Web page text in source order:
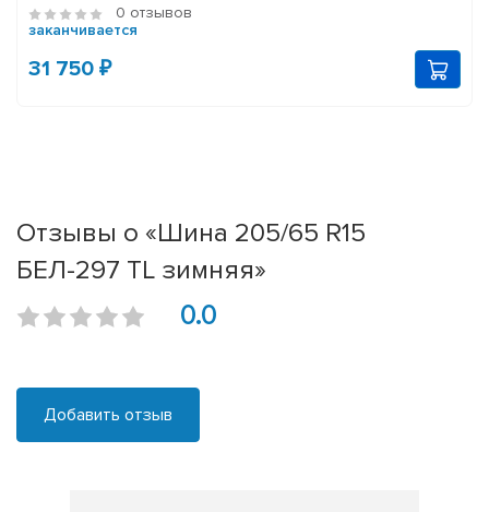
0 отзывов
заканчивается
31 750 ₽
Отзывы о «Шина 205/65 R15
БЕЛ-297 TL зимняя»
0.0
Добавить отзыв